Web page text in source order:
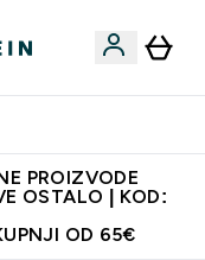
PROIZVODE
OSTALO | KOD:
OD 65€